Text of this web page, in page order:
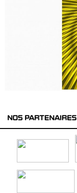
NOS PARTENAIRES